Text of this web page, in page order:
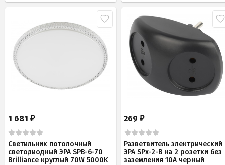
1 681 ₽
Светильник потолочный
светодиодный ЭРА SPB-6-70
Brilliance круглый 70W 5000K
269₽
Разветвитель электрический
ЭРА SPx-2-B на 2 розетки без
заземления 10А черный